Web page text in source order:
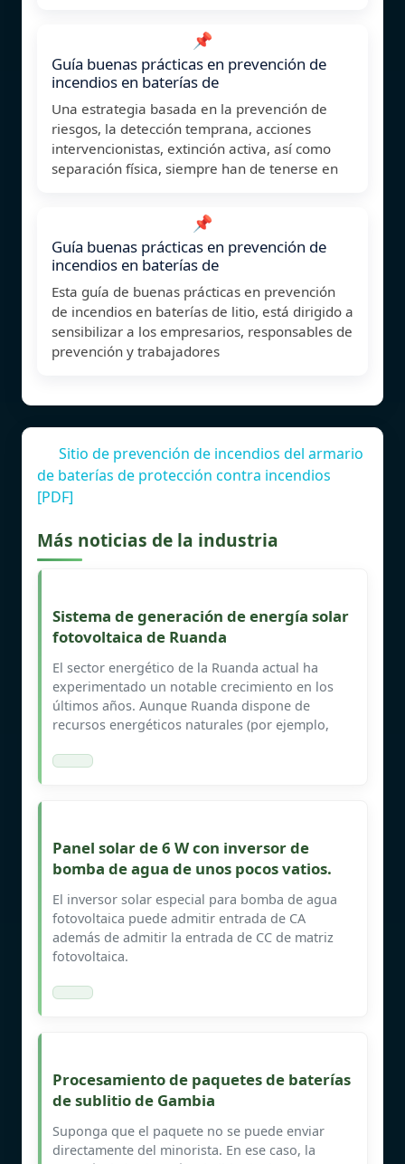
📌
Guía buenas prácticas en prevención de
incendios en baterías de
Una estrategia basada en la prevención de
riesgos, la detección temprana, acciones
intervencionistas, extinción activa, así como
separación física, siempre han de tenerse en
📌
Guía buenas prácticas en prevención de
incendios en baterías de
Esta guía de buenas prácticas en prevención
de incendios en baterías de litio, está dirigido a
sensibilizar a los empresarios, responsables de
prevención y trabajadores
Sitio de prevención de incendios del armario
de baterías de protección contra incendios
[PDF]
Más noticias de la industria
Sistema de generación de energía solar
fotovoltaica de Ruanda
El sector energético de la Ruanda actual ha
experimentado un notable crecimiento en los
últimos años. Aunque Ruanda dispone de
recursos energéticos naturales (por ejemplo,
Panel solar de 6 W con inversor de
bomba de agua de unos pocos vatios.
El inversor solar especial para bomba de agua
fotovoltaica puede admitir entrada de CA
además de admitir la entrada de CC de matriz
fotovoltaica.
Procesamiento de paquetes de baterías
de sublitio de Gambia
Suponga que el paquete no se puede enviar
directamente del minorista. En ese caso, la